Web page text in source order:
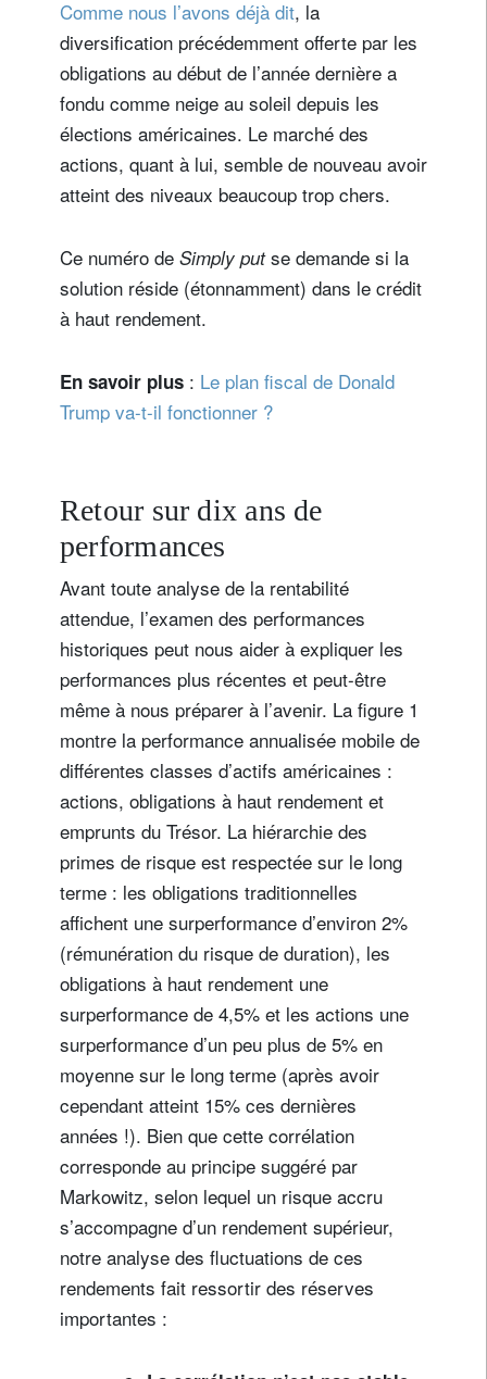
Comme nous l’avons déjà dit, la
diversification précédemment offerte par les
obligations au début de l’année dernière a
fondu comme neige au soleil depuis les
élections américaines. Le marché des
actions, quant à lui, semble de nouveau avoir
atteint des niveaux beaucoup trop chers.
Ce numéro de Simply putse demande si la
solution réside (étonnamment) dans le crédit
à haut rendement.
En savoir plus : Le plan fiscal de Donald
Trump va-t-il fonctionner ?
Retour sur dix ans de
performances
Avant toute analyse de la rentabilité
attendue, l’examen des performances
historiques peut nous aider à expliquer les
performances plus récentes et peut-être
même à nous préparer à l’avenir. La figure 1
montre la performance annualisée mobile de
différentes classes d’actifs américaines :
actions, obligations à haut rendement et
emprunts du Trésor. La hiérarchie des
primes de risque est respectée sur le long
terme : les obligations traditionnelles
affichent une surperformance d’environ 2%
(rémunération du risque de duration), les
obligations à haut rendement une
surperformance de 4,5% et les actions une
surperformance d’un peu plus de 5% en
moyenne sur le long terme (après avoir
cependant atteint 15% ces dernières
années !). Bien que cette corrélation
corresponde au principe suggéré par
Markowitz, selon lequel un risque accru
s’accompagne d’un rendement supérieur,
notre analyse des fluctuations de ces
rendements fait ressortir des réserves
importantes :